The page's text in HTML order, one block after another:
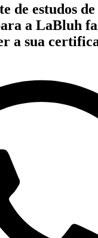
de estudos
a LaBluh
a sua